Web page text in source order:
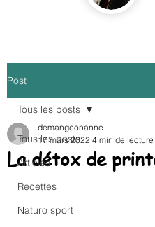
Post
Tous les posts
Articles
Recettes
Naturo sport
Tous les posts
La détox de
demangeonanne
17 mars 2022 4 min de lecture